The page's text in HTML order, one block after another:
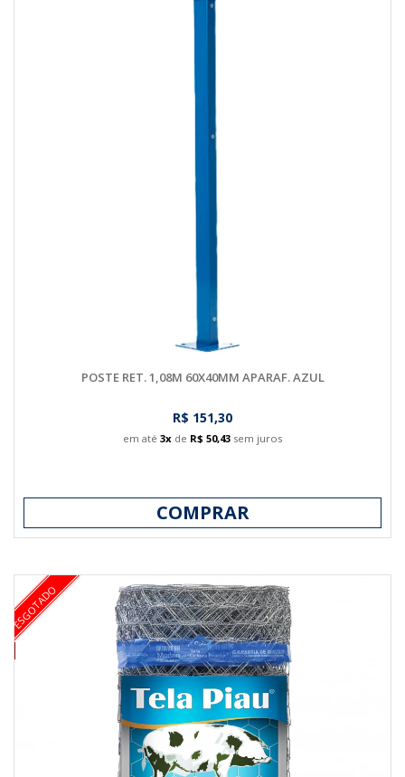
POSTE RET. 1,08M 60X40MM APARAF. AZUL
R$ 151,30
em até 3x de R$ 50,43 sem juros
COMPRAR
ESGOTADO